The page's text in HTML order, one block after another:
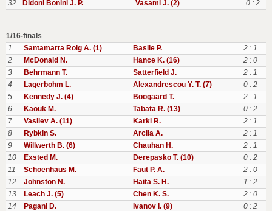
32 Didoni Bonini J. P. Vasami J. (2) 0 : 2
1/16-finals
1
Santamarta Roig A. (1) Basile P.
2 : 1
2
McDonald N. Hance K. (16)
2 : 0
3
Behrmann T. Satterfield J.
2 : 1
4
Lagerbohm L. Alexandrescou Y. T. (7)
0 : 2
5
Kennedy J. (4) Boogaard T.
2 : 1
6
Kaouk M. Tabata R. (13)
0 : 2
7
Vasilev A. (11) Karki R.
2 : 1
8
Rybkin S. Arcila A.
2 : 1
9
Willwerth B. (6) Chauhan H.
2 : 1
10
Exsted M. Derepasko T. (10)
0 : 2
11
Schoenhaus M. Faut P. A.
2 : 0
12
Johnston N. Haita S. H.
1 : 2
13
Leach J. (5) Chen K. S.
2 : 0
14
Pagani D. Ivanov I. (9)
0 : 2